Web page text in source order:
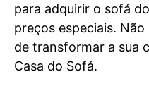
para adquirir o sofá
preços especiais.
de transformar a sua
Casa do Sofá.